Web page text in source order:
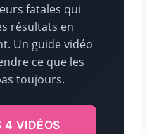
fatales qui
résultats en
Un guide vidéo
ce que les
toujours.
4 VIDÉOS